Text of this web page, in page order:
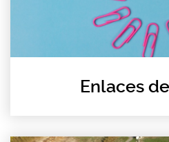
Enlaces